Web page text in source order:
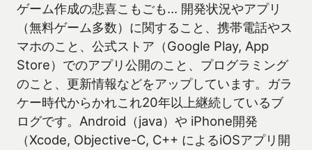
ゲーム作成の悲喜こもごも… 開発状況やアプリ
（無料ゲーム多数）に関すること、携帯電話やス
マホのこと、公式ストア（Google Play, App
Store）でのアプリ公開のこと、プログラミング
のこと、更新情報などをアップしています。ガラ
ケー時代からかれこれ20年以上継続しているブ
ログです。Android（java）や iPhone開発
（Xcode, Objective-C, C++ によるiOSアプリ開